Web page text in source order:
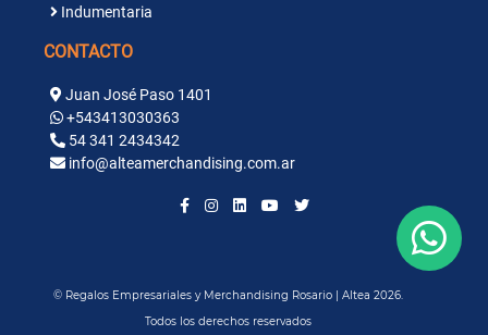
Indumentaria
CONTACTO
Juan José Paso 1401
+543413030363
54 341 2434342
info@alteamerchandising.com.ar
© Regalos Empresariales y Merchandising Rosario | Altea 2026.
Todos los derechos reservados